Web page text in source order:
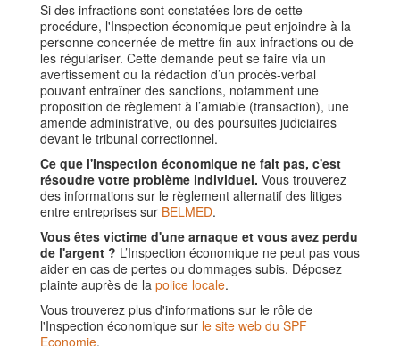
Si des infractions sont constatées lors de cette
procédure, l'Inspection économique peut enjoindre à la
personne concernée de mettre fin aux infractions ou de
les régulariser. Cette demande peut se faire via un
avertissement ou la rédaction d’un procès-verbal
pouvant entraîner des sanctions, notamment une
proposition de règlement à l’amiable (transaction), une
amende administrative, ou des poursuites judiciaires
devant le tribunal correctionnel.
Ce que l'Inspection économique ne fait pas, c'est
résoudre votre problème individuel. Vous trouverez
des informations sur le règlement alternatif des litiges
entre entreprises sur BELMED.
Vous êtes victime d'une arnaque et vous avez perdu
de l'argent ? L’Inspection économique ne peut pas vous
aider en cas de pertes ou dommages subis. Déposez
plainte auprès de la police locale.
Vous trouverez plus d'informations sur le rôle de
l'Inspection économique sur le site web du SPF
Economie.